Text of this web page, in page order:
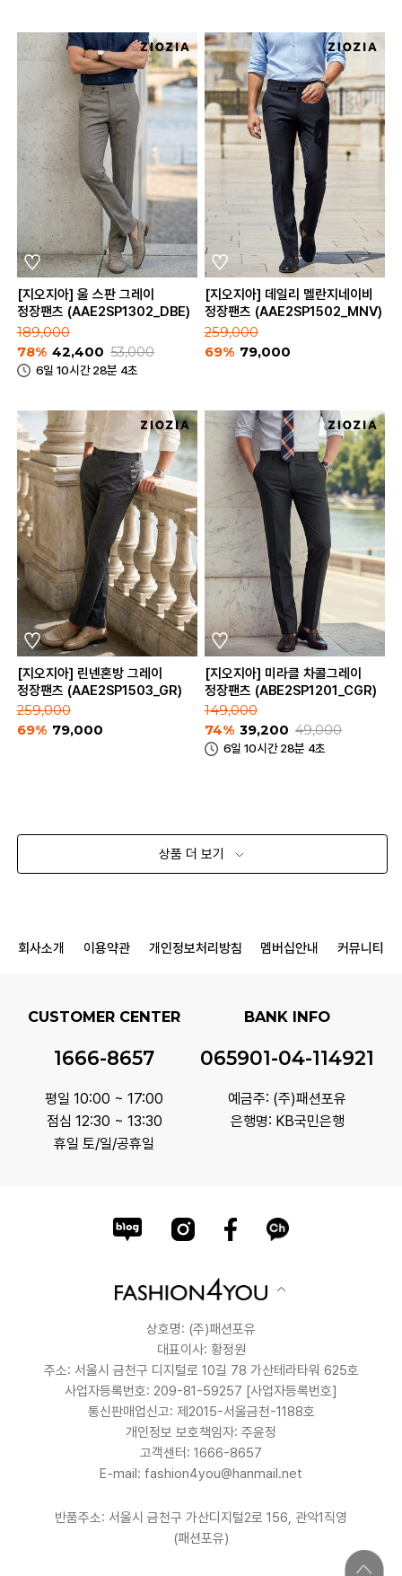
[지오지아] 울 스판 그레이
정장팬츠 (AAE2SP1302_DBE)
189,000
78% 42,400 53,000
6일 10시간 28분 4초
[지오지아] 데일리 멜란지네이비
정장팬츠 (AAE2SP1502_MNV)
259,000
69% 79,000
[지오지아] 린넨혼방 그레이
정장팬츠 (AAE2SP1503_GR)
259,000
69% 79,000
[지오지아] 미라클 차콜그레이
정장팬츠 (ABE2SP1201_CGR)
149,000
74% 39,200 49,000
6일 10시간 28분 4초
상품 더 보기
회사소개 이용약관 개인정보처리방침 멤버십안내 커뮤니티
CUSTOMER CENTER
1666-8657
평일 10:00 ~ 17:00
점심 12:30 ~ 13:30
휴일 토/일/공휴일
BANK INFO
065901-04-114921
예금주: (주)패션포유
은행명: KB국민은행
상호명: (주)패션포유
대표이사: 황정원
주소: 서울시 금천구 디지털로 10길 78 가산테라타워 625호
사업자등록번호: 209-81-59257 [사업자등록번호]
통신판매업신고: 제2015-서울금천-1188호
개인정보 보호책임자: 주윤정
고객센터: 1666-8657
E-mail: fashion4you@hanmail.net
반품주소: 서울시 금천구 가산디지털2로 156, 관악1직영
(패션포유)